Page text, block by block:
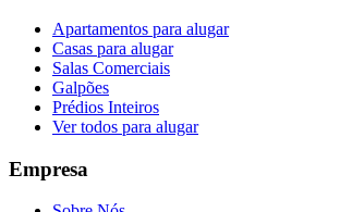
Apartamentos para alugar
Casas para alugar
Salas Comerciais
Galpões
Prédios Inteiros
Ver todos para alugar
Empresa